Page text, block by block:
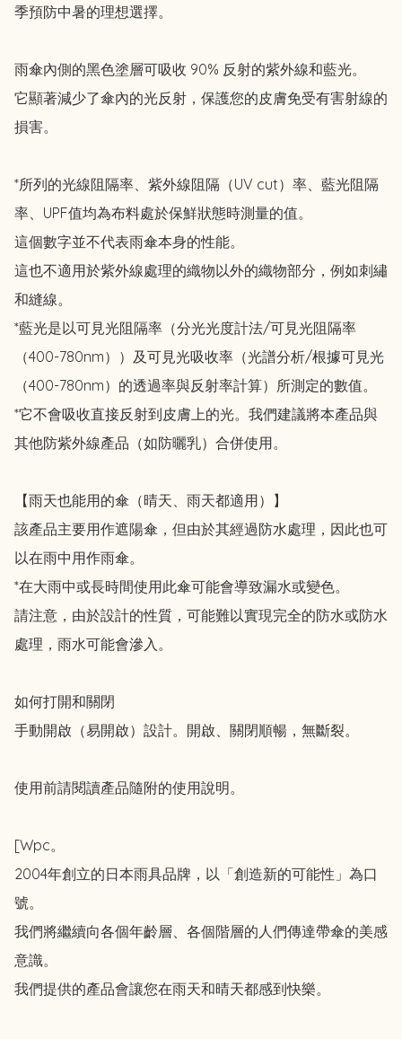
季預防中暑的理想選擇。
雨傘內側的黑色塗層可吸收 90% 反射的紫外線和藍光。
它顯著減少了傘內的光反射，保護您的皮膚免受有害射線的
損害。
*所列的光線阻隔率、紫外線阻隔（UV cut）率、藍光阻隔
率、UPF值均為布料處於保鮮狀態時測量的值。
這個數字並不代表雨傘本身的性能。
這也不適用於紫外線處理的織物以外的織物部分，例如刺繡
和縫線。
*藍光是以可見光阻隔率（分光光度計法/可見光阻隔率
（400-780nm））及可見光吸收率（光譜分析/根據可見光
（400-780nm）的透過率與反射率計算）所測定的數值。
*它不會吸收直接反射到皮膚上的光。我們建議將本產品與
其他防紫外線產品（如防曬乳）合併使用。
【雨天也能用的傘（晴天、雨天都適用）】
該產品主要用作遮陽傘，但由於其經過防水處理，因此也可
以在雨中用作雨傘。
*在大雨中或長時間使用此傘可能會導致漏水或變色。
請注意，由於設計的性質，可能難以實現完全的防水或防水
處理，雨水可能會滲入。
如何打開和關閉
手動開啟（易開啟）設計。開啟、關閉順暢，無斷裂。
使用前請閱讀產品隨附的使用說明。
[Wpc。
2004年創立的日本雨具品牌，以「創造新的可能性」為口
號。
我們將繼續向各個年齡層、各個階層的人們傳達帶傘的美感
意識。
我們提供的產品會讓您在雨天和晴天都感到快樂。